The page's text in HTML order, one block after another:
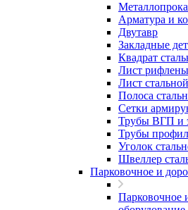
Арматура и
Двутавр
Закладные
Квадрат
Лист
Лист стальной
Полоса
Сетки
Трубы ВГП и
Трубы
Уголок
Швеллер
Парковочное и
Парковочное